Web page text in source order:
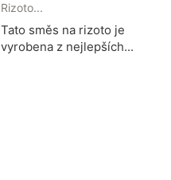
Rizoto...
Tato směs na rizoto je
vyrobena z nejlepších...